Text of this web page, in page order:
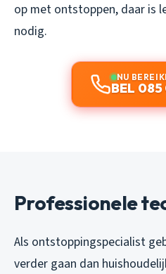
op met ontstoppen, daar is
nodig.
NU
BEL
Professionele
Als ontstoppingspecialist
verder gaan dan